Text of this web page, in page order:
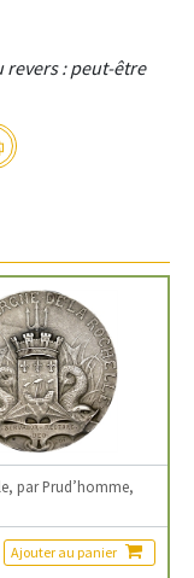
revers : peut-être
par Prud’homme,
Ajouter au panier